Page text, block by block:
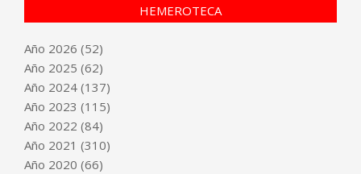
HEMEROTECA
Año 2026 (52)
Año 2025 (62)
Año 2024 (137)
Año 2023 (115)
Año 2022 (84)
Año 2021 (310)
Año 2020 (66)